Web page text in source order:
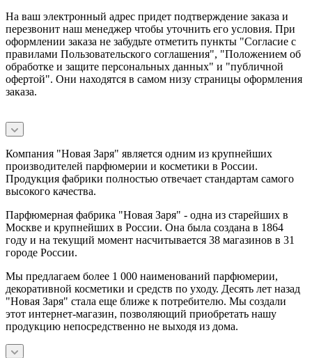
На ваш электронный адрес придет подтверждение заказа и
перезвонит наш менеджер чтобы уточнить его условия. При
оформлении заказа не забудьте отметить пункты "Согласие с
правилами Пользовательского соглашения", "Положением об
обработке и защите персональных данных" и "публичной
офертой". Они находятся в самом низу страницы оформления
заказа.
Компания "Новая Заря" является одним из крупнейших
производителей парфюмерии и косметики в России.
Продукция фабрики полностью отвечает стандартам самого
высокого качества.
Парфюмерная фабрика "Новая Заря" - одна из старейших в
Москве и крупнейших в России. Она была создана в 1864
году и на текущий момент насчитывается 38 магазинов в 31
городе России.
Мы предлагаем более 1 000 наименований парфюмерии,
декоративной косметики и средств по уходу. Десять лет назад
"Новая Заря" стала еще ближе к потребителю. Мы создали
этот интернет-магазин, позволяющий приобретать нашу
продукцию непосредственно не выходя из дома.